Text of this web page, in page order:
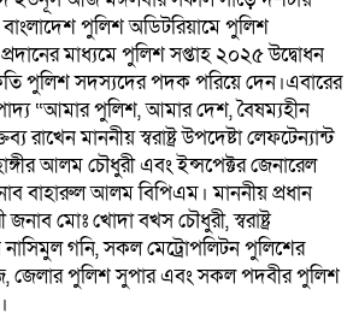
পুলিশ অডিটরিয়ামে পুলিশ
মাধ্যমে পুলিশ সপ্তাহ ২০২৫ উদ্বোধন
পুলিশ সদস্যদের পদক পরিয়ে দেন।এবারের
“আমার পুলিশ, আমার দেশ, বৈষম্যহীন
রাখেন মাননীয় স্বরাষ্ট্র উপদেষ্টা লেফটেন্যান্ট
আলম চৌধুরী এবং ইন্সপেক্টর জেনারেল
বাহারুল আলম বিপিএম। মাননীয় প্রধান
মোঃ খোদা বখস চৌধুরী, স্বরাষ্ট্র
নাসিমুল গনি, সকল মেট্রোপলিটন পুলিশের
জেলার পুলিশ সুপার এবং সকল পদবীর পুলিশ